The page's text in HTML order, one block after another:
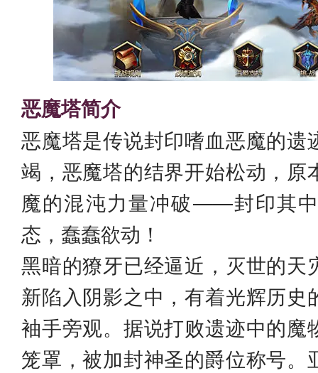
恶魔塔简介
恶魔塔是传说封印嗜血恶魔的遗
竭，恶魔塔的结界开始松动，原
魔的混沌力量冲破——封印其
态，蠢蠢欲动！
黑暗的獠牙已经逼近，灭世的天
新陷入阴影之中，有着光辉历史
袖手旁观。据说打败遗迹中的魔
笼罩，被加封神圣的爵位称号。